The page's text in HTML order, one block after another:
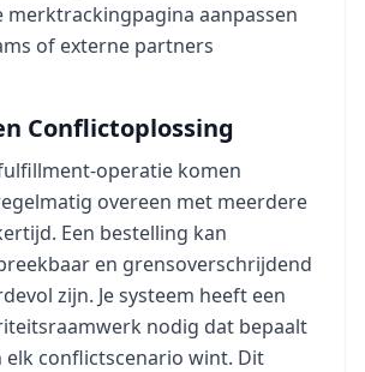
merktrackingpagina aanpassen
of externe partners
Conflictoplossing
operatie komen
overeen met meerdere
Een bestelling kan
en grensoverschrijdend
zijn. Je systeem heeft een
nodig dat bepaalt
elk conflictscenario wint. Dit